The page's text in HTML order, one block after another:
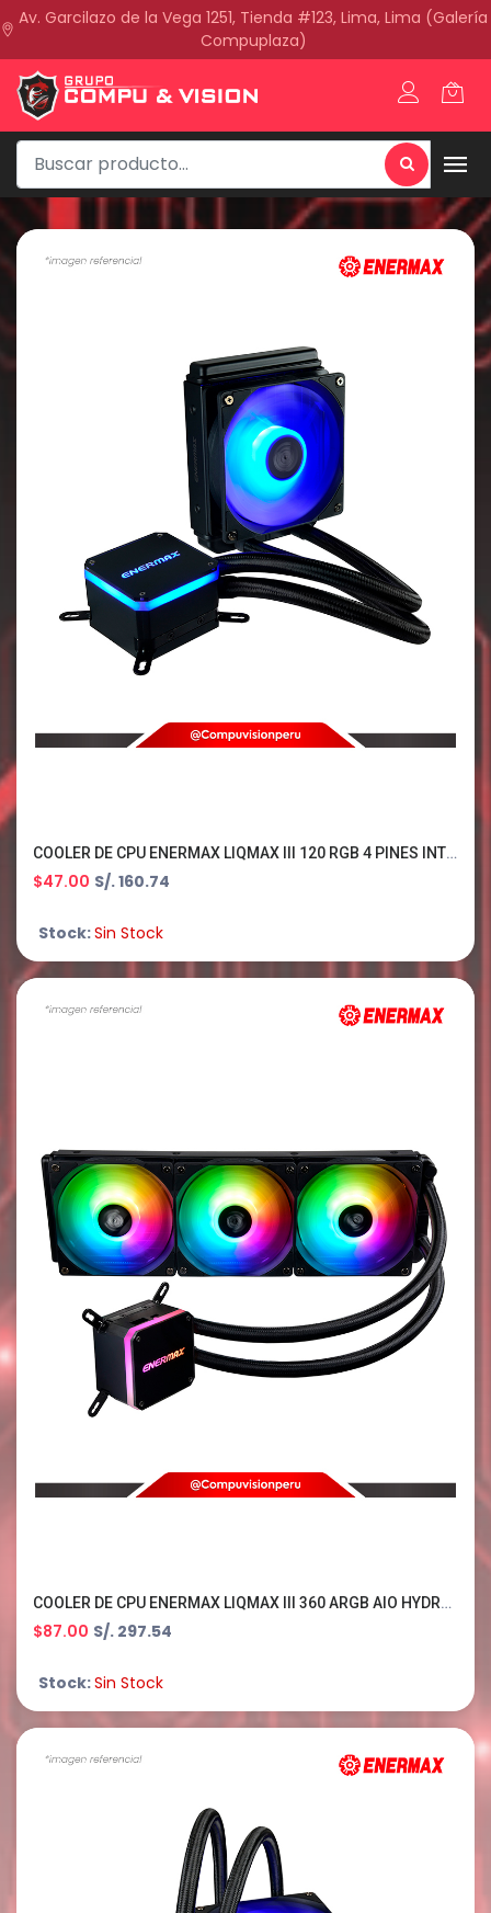
Av. Garcilazo de la Vega 1251, Tienda #123, Lima, Lima (Galería
Compuplaza)
COOLER DE CPU ENERMAX LIQMAX III 120 RGB 4 PINES INTEL/AMD
$47.00 S/. 160.74
Stock:Sin Stock
COOLER DE CPU ENERMAX LIQMAX III 360 ARGB AIO HYDRO INTEL/AMD
$87.00 S/. 297.54
Stock:Sin Stock